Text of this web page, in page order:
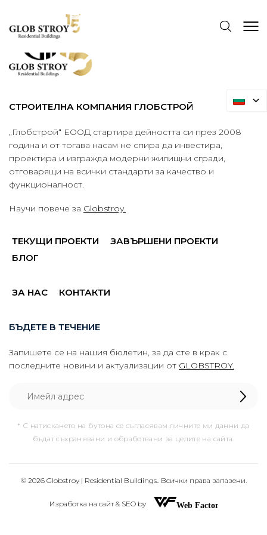
СТРОИТЕЛНА КОМПАНИЯ ГЛОБСТРОЙ
„Глобстрой“ ЕООД стартира дейността си през 2008
година и от тогава насам не спира да инвестира,
проектира и изгражда модерни жилищни сгради,
отговарящи на всички стандарти за качество и
функционалност.
Научи повече за Globstroy.
ТЕКУЩИ ПРОЕКТИ
ЗАВЪРШЕНИ ПРОЕКТИ
БЛОГ
ЗА НАС КОНТАКТИ
БЪДЕТЕ В ТЕЧЕНИЕ
Запишете се на нашия бюлетин, за да сте в крак с
последните новини и актуализации от GLOBSTROY.
* С натискането на бутона се съгласявам личните ми данни да
бъдат съхранявани и обработвани за целите на сайта.
© 2026 Globstroy | Residential Buildings.. Всички права запазени.
Изработка на сайт & SEO by